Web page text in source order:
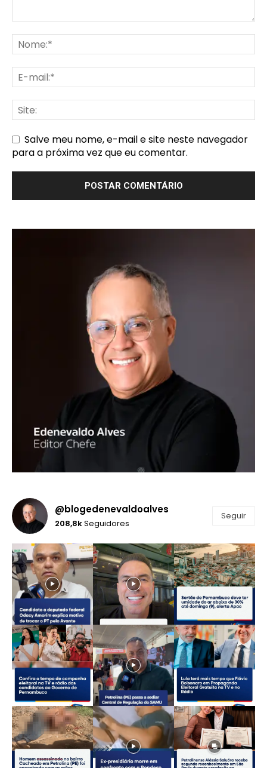
Salve meu nome, e-mail e site neste navegador
para a próxima vez que eu comentar.
@blogedenevaldoalves
208,8kSeguidores
Seguir